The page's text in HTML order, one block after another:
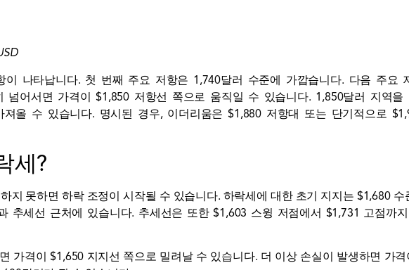
이 나타납니다. 첫 번째 주요 저항은 1,740달러 수준에 가깝습니다. 다음 주요
넘어서면 가격이 $1,850 저항선 쪽으로 움직일 수 있습니다. 1,850달러 지역을
올 수 있습니다. 명시된 경우, 이더리움은 $1,880 저항대 또는 단기적으로
세?
지 못하면 하락 조정이 시작될 수 있습니다. 하락세에 대한 초기 지지는 $1,680 수
추세선 근처에 있습니다. 추세선은 또한 $1,603 스윙 저점에서 $1,731 고점까
가격이 $1,650 지지선 쪽으로 밀려날 수 있습니다. 더 이상 손실이 발생하면 가